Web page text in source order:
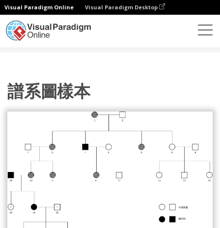
Visual Paradigm Online Visual Paradigm Desktop
譜系圖樣本